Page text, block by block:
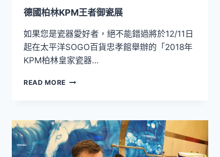
風
歐
洲
之
最」
展
德國柏林KPM王者御瓷展
如果您是瓷器愛好者，絕不能錯過將於12/11日
起在太平洋SOGO百貨忠孝館舉辦的「2018年
KPM柏林皇家瓷器…
READ MORE 德
KPM
王
者
御